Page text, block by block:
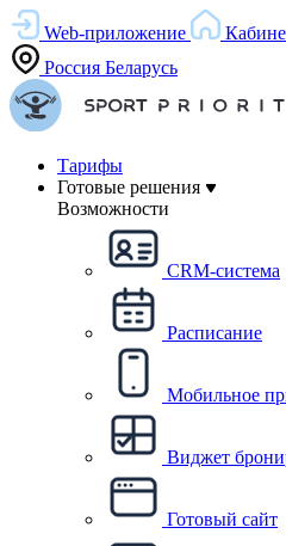
Web-приложение
Россия Беларусь
Тарифы
Готовые решения
Возможности
CRM-система
Расписание
Мобильное
Виджет
Готовый сайт